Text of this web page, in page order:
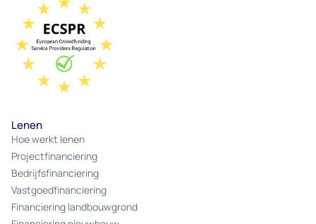
Lenen
Hoe werkt lenen
Projectfinanciering
Bedrijfsfinanciering
Vastgoedfinanciering
Financiering landbouwgrond